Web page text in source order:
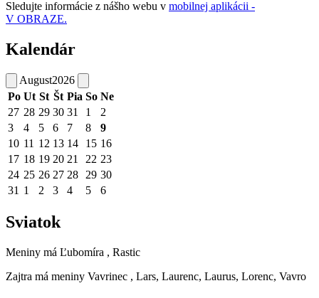
Sledujte informácie z nášho webu v mobilnej aplikácii -
V OBRAZE.
Kalendár
August2026
Po Ut St Št Pia So Ne
27 28 29 30 31 1
2
3
4 5 6 7 8
9
10 11 12 13 14 15 16
17 18 19 20 21 22 23
24 25 26 27 28 29 30
31 1 2 3 4 5 6
Sviatok
Meniny má Ľubomíra , Rastic
Zajtra má meniny Vavrinec , Lars, Laurenc, Laurus, Lorenc, Vavro